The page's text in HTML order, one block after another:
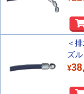
＜
ズ
¥